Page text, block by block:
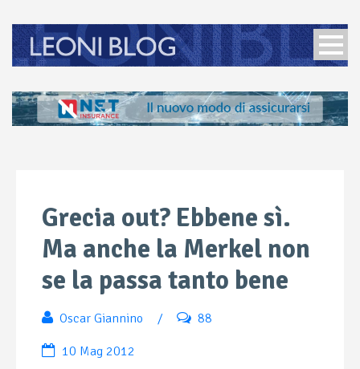
Grecia out? Ebbene sì.
Ma anche la Merkel non
se la passa tanto bene
Oscar Giannino / 88
10 Mag 2012